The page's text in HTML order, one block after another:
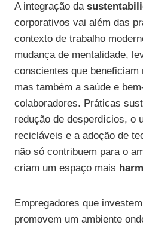
A integração da
corporativos vai além das
contexto de trabalho
mudança de mentalidade,
conscientes que beneficiam
mas também a saúde e
colaboradores. Práticas
redução de desperdícios, o
recicláveis e a adoção de
não só contribuem para o
criam um espaço mais
Empregadores que
promovem um ambiente